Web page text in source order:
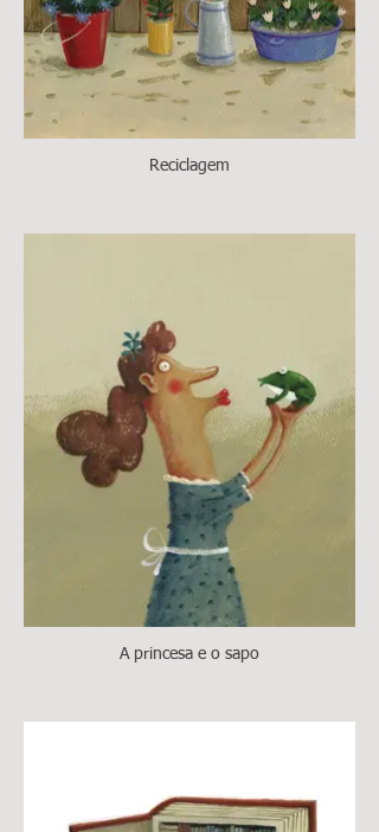
Reciclagem
A princesa e o sapo